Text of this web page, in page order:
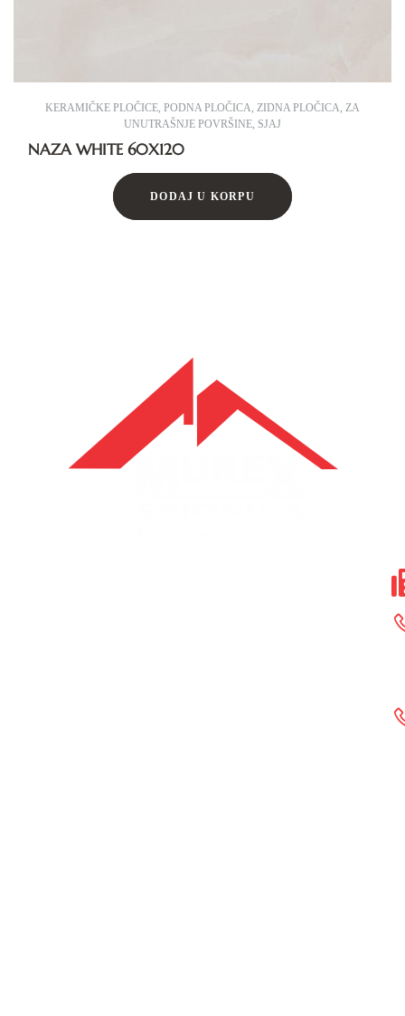
KERAMIČKE PLOČICE, PODNA PLOČICA, ZIDNA PLOČICA, ZA
UNUTRAŠNJE POVRŠINE, SJAJ
NAZA WHITE 60X120
DODAJ U KORPU